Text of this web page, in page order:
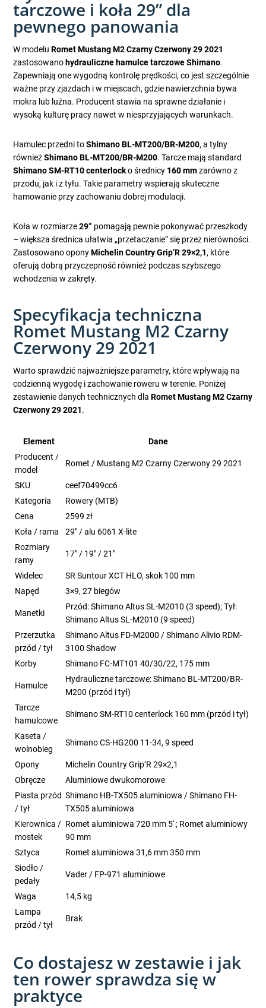
tarczowe i koła 29” dla
pewnego panowania
W modeluRomet Mustang M2 Czarny Czerwony 29 2021
zastosowano hydrauliczne hamulce tarczowe Shimano.
Zapewniają one wygodną kontrolę prędkości, co jest szczególnie
ważne przy zjazdach i w miejscach, gdzie nawierzchnia bywa
mokra lub luźna. Producent stawia na sprawne działanie i
wysoką kulturę pracy nawet w niesprzyjających warunkach.
Hamulec przedni toShimano BL-MT200/BR-M200, a tylny
równieżShimano BL-MT200/BR-M200. Tarcze mają standard
Shimano SM-RT10 centerlocko średnicy 160 mmzarówno z
przodu, jak i z tyłu. Takie parametry wspierają skuteczne
hamowanie przy zachowaniu dobrej modulacji.
Koła w rozmiarze29” pomagają pewnie pokonywać przeszkody
– większa średnica ułatwia „przetaczanie” się przez nierówności.
Zastosowano oponyMichelin Country Grip’R 29×2,1, które
oferują dobrą przyczepność również podczas szybszego
wchodzenia w zakręty.
Specyfikacja techniczna
Romet Mustang M2 Czarny
Czerwony 29 2021
Warto sprawdzić najważniejsze parametry, które wpływają na
codzienną wygodę i zachowanie roweru w terenie. Poniżej
zestawienie danych technicznych dlaRomet Mustang M2 Czarny
Czerwony 29 2021.
Element
Dane
Producent /
model
Romet / Mustang M2 Czarny Czerwony 29 2021
SKU
ceef70499cc6
Kategoria
Rowery (MTB)
Cena
2599 zł
Koła / rama
29" / alu 6061 X-lite
Rozmiary
ramy
17" / 19" / 21"
Widelec
SR Suntour XCT HLO, skok 100 mm
Napęd
3×9, 27 biegów
Manetki
Przód: Shimano Altus SL-M2010 (3 speed); Tył:
Shimano Altus SL-M2010 (9 speed)
Przerzutka
przód / tył
Shimano Altus FD-M2000 / Shimano Alivio RDM-
3100 Shadow
Korby
Shimano FC-MT101 40/30/22, 175 mm
Hamulce
Hydrauliczne tarczowe: Shimano BL-MT200/BR-
M200 (przód i tył)
Tarcze
hamulcowe
Shimano SM-RT10 centerlock 160 mm (przód i tył)
Kaseta /
wolnobieg
Shimano CS-HG200 11-34, 9 speed
Opony
Michelin Country Grip’R 29×2,1
Obręcze
Aluminiowe dwukomorowe
Piasta przód
/ tył
Shimano HB-TX505 aluminiowa / Shimano FH-
TX505 aluminiowa
Kierownica /
mostek
Romet aluminiowa 720 mm 5' ; Romet aluminiowy
90 mm
Sztyca
Romet aluminiowa 31,6 mm 350 mm
Siodło /
pedały
Vader / FP-971 aluminiowe
Waga
14,5 kg
Lampa
przód / tył
Brak
Co dostajesz w zestawie i jak
ten rower sprawdza się w
praktyce